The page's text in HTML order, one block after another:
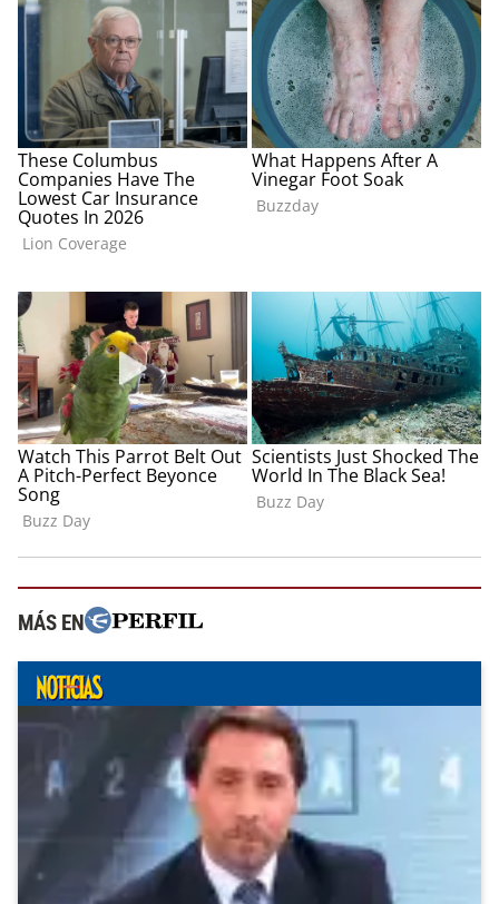
MÁS EN